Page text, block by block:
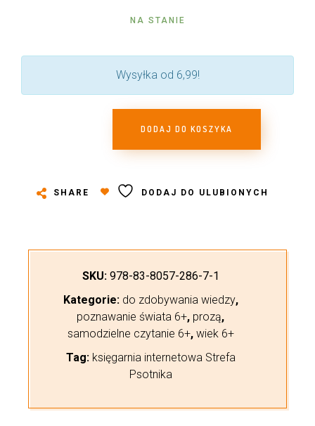
NA STANIE
Wysyłka od 6,99!
DODAJ DO KOSZYKA
SHARE DODAJ DO ULUBIONYCH
SKU: 978-83-8057-286-7-1
Kategorie: do zdobywania wiedzy,
poznawanie świata 6+, prozą,
samodzielne czytanie 6+, wiek 6+
Tag: księgarnia internetowa Strefa
Psotnika